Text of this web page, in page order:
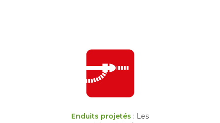
Enduits projetés : Les